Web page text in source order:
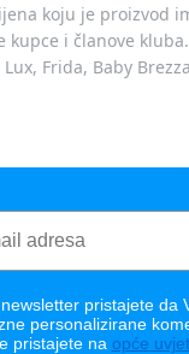
koju je
kupce i članove
Frida, Baby
pristajete da
personalizirane
pristajete na opće